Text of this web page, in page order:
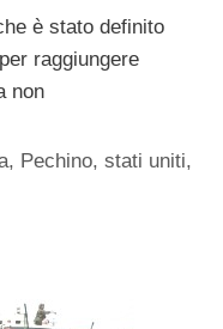
è stato definito
raggiungere
non
, Pechino,stati uniti,